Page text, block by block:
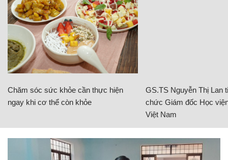
Chăm sóc sức khỏe cần thực hiện
ngay khi cơ thể còn khỏe
GS.TS Nguyễn Thị Lan
chức Giám đốc Học
Việt Nam